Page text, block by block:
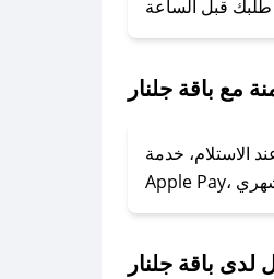
### ماذا أفعل إذا لم أجد كود خصم لمتجري المفضل؟
قم بما يلي:
- اضغط على أيقونة متابعة لمتجر باقة جلنار في تطبيق صحصح.
- تابع حسابنا الرسمي على تويتر وقم بتفعيل زر التنبيهات.
مع باقة جلنار
الاستلام، خدمة
لدى باقة جلنار